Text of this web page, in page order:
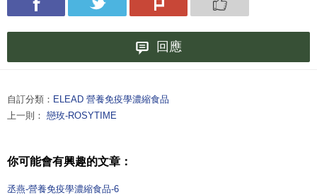
回應
自訂分類： ELEAD 營養免疫學濃縮食品
上一則： 戀玫-ROSYTIME
你可能會有興趣的文章：
丞燕-營養免疫學濃縮食品-6